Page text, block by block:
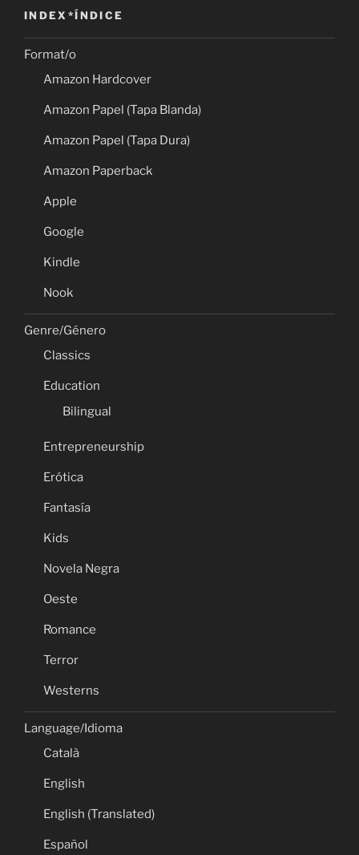
INDEX*ÍNDICE
Format/o
Amazon Hardcover
Amazon Papel (Tapa Blanda)
Amazon Papel (Tapa Dura)
Amazon Paperback
Apple
Google
Kindle
Nook
Genre/Género
Classics
Education
Bilingual
Entrepreneurship
Erótica
Fantasía
Kids
Novela Negra
Oeste
Romance
Terror
Westerns
Language/Idioma
Català
English
English (Translated)
Español